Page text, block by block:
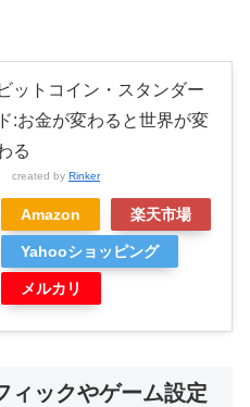
ビットコイン・スタンダー
ド:お金が変わると世界が変
る
created by Rinker
Amazon 楽天市場
Yahooショッピング
メルカリ
ィックやゲーム設定